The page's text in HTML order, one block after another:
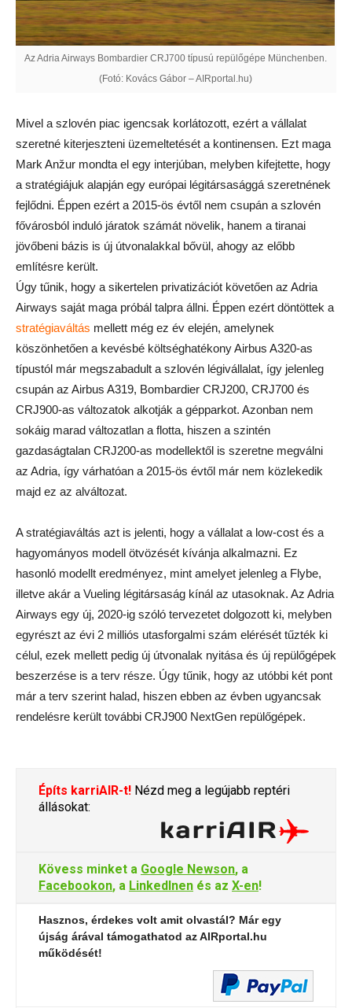
Az Adria Airways Bombardier CRJ700 típusú repülőgépe Münchenben.
(Fotó: Kovács Gábor – AIRportal.hu)
Mivel a szlovén piac igencsak korlátozott, ezért a vállalat
szeretné kiterjeszteni üzemeltetését a kontinensen. Ezt maga
Mark Anžur mondta el egy interjúban, melyben kifejtette, hogy
a stratégiájuk alapján egy európai légitársasággá szeretnének
fejlődni. Éppen ezért a 2015-ös évtől nem csupán a szlovén
fővárosból induló járatok számát növelik, hanem a tiranai
jövőbeni bázis is új útvonalakkal bővül, ahogy az előbb
említésre került.
Úgy tűnik, hogy a sikertelen privatizációt követően az Adria
Airways saját maga próbál talpra állni. Éppen ezért döntöttek a
stratégiaváltás mellett még ez év elején, amelynek
köszönhetően a kevésbé költséghatékony Airbus A320-as
típustól már megszabadult a szlovén légivállalat, így jelenleg
csupán az Airbus A319, Bombardier CRJ200, CRJ700 és
CRJ900-as változatok alkotják a gépparkot. Azonban nem
sokáig marad változatlan a flotta, hiszen a szintén
gazdaságtalan CRJ200-as modellektől is szeretne megválni
az Adria, így várhatóan a 2015-ös évtől már nem közlekedik
majd ez az alváltozat.
A stratégiaváltás azt is jelenti, hogy a vállalat a low-cost és a
hagyományos modell ötvözését kívánja alkalmazni. Ez
hasonló modellt eredményez, mint amelyet jelenleg a Flybe,
illetve akár a Vueling légitársaság kínál az utasoknak. Az Adria
Airways egy új, 2020-ig szóló tervezetet dolgozott ki, melyben
egyrészt az évi 2 milliós utasforgalmi szám elérését tűzték ki
célul, ezek mellett pedig új útvonalak nyitása és új repülőgépek
beszerzése is a terv része. Úgy tűnik, hogy az utóbbi két pont
már a terv szerint halad, hiszen ebben az évben ugyancsak
rendelésre került további CRJ900 NextGen repülőgépek.
Építs karriAIR-t! Nézd meg a legújabb reptéri
állásokat:
Kövess minket a Google Newson, a
Facebookon, a LinkedInen és az X-en!
Hasznos, érdekes volt amit olvastál? Már egy
újság árával támogathatod az AIRportal.hu
működését!